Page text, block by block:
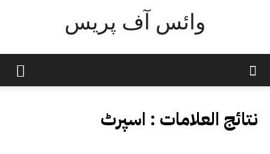
وائس آف پریس
نتائج العلامات : اسپرٹ